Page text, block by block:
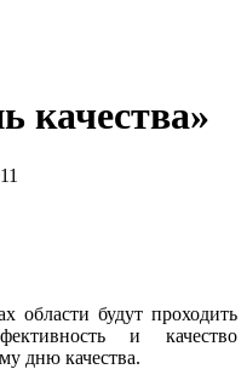
качества»
области будут проходить
и качество
дню качества.